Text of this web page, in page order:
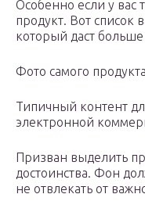
Особенно если у вас
продукт. Вот список
который даст
Фото самого продукта
Типичный контент
электронной
Призван выделить
достоинства. Фон
не отвлекать от